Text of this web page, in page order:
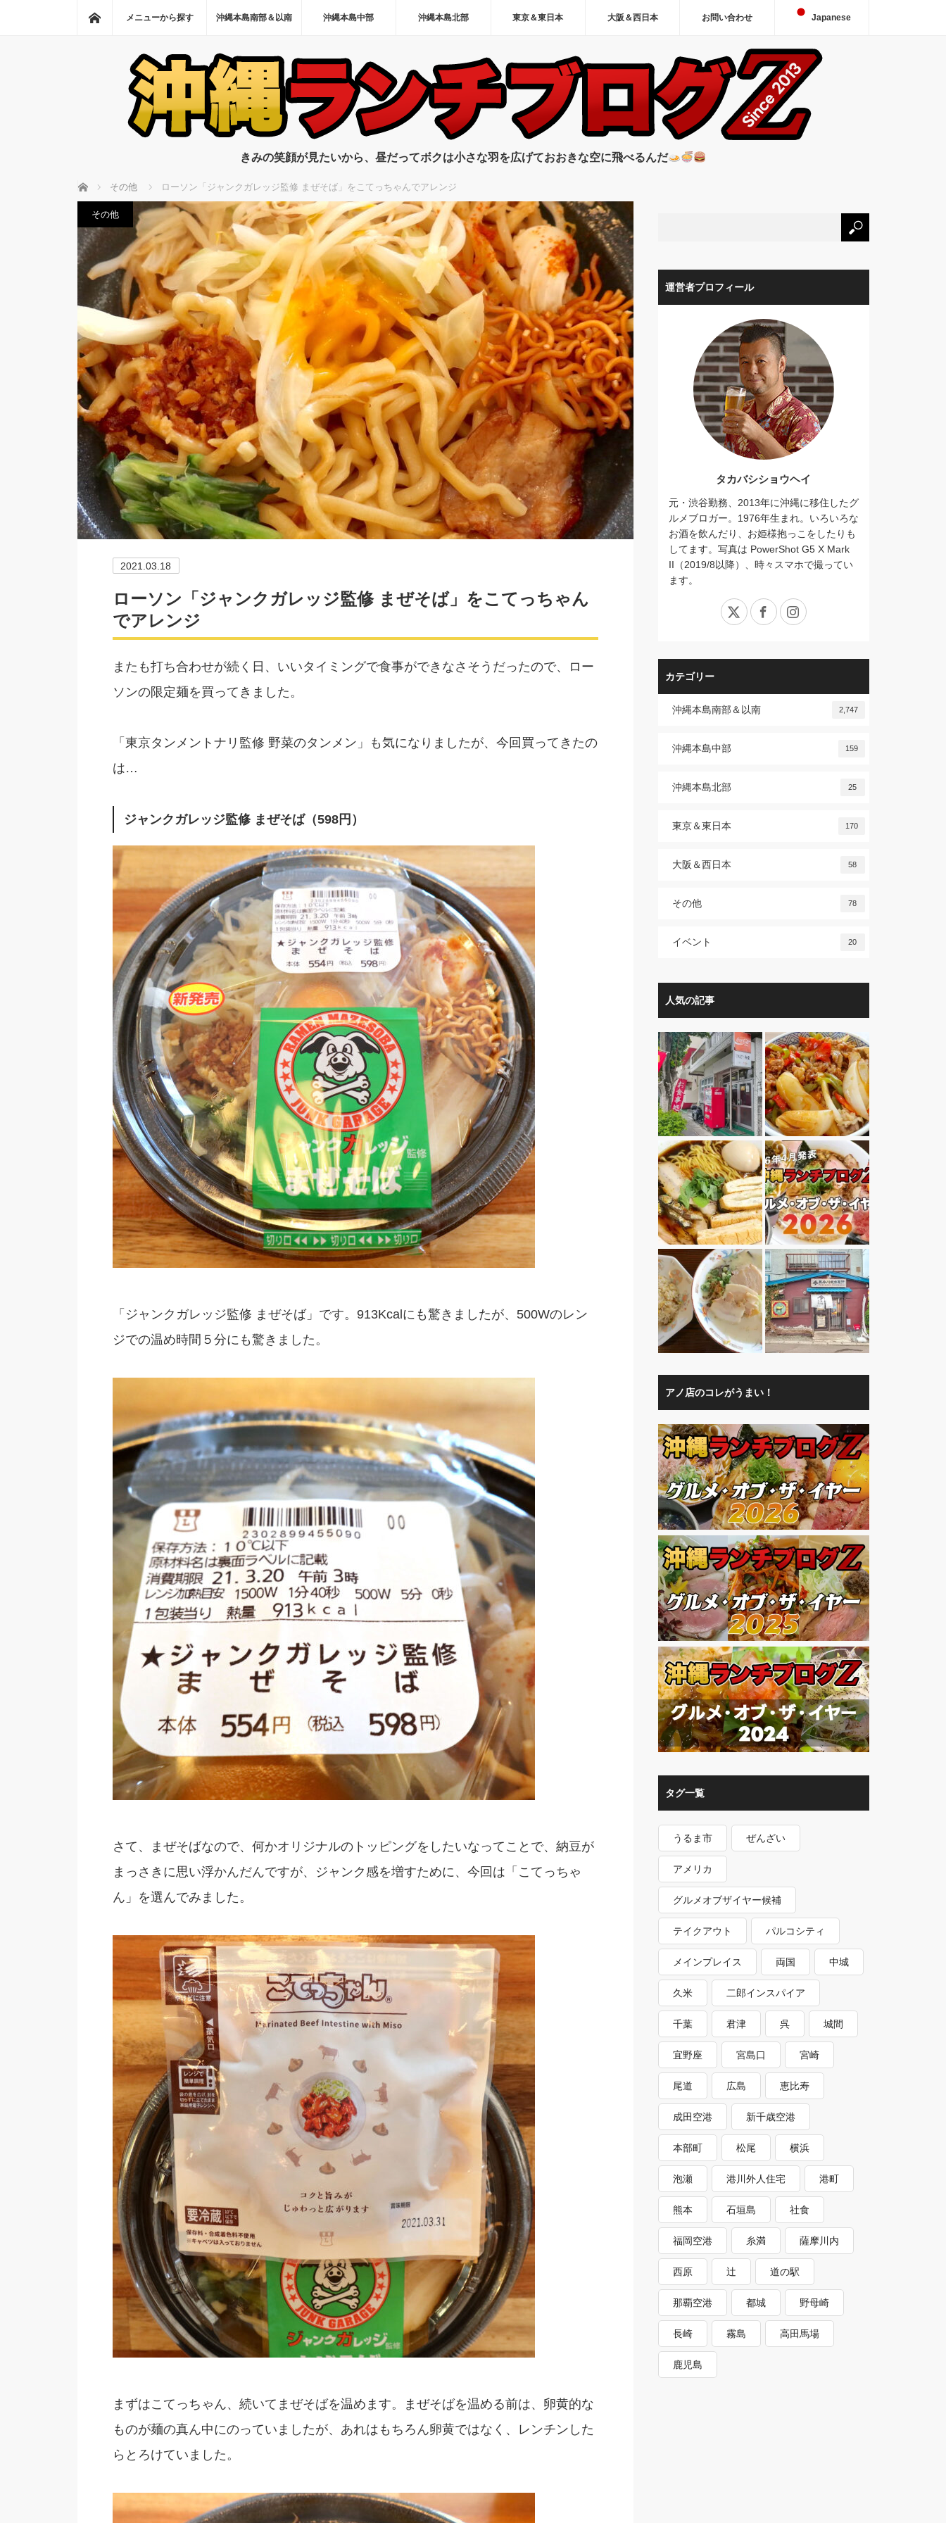
ホーム
メニューから探す 沖縄本島南部＆以南 沖縄本島中部 沖縄本島北部 東京＆東日本 大阪＆西日本 お問い合わせ Japanese
きみの笑顔が見たいから、昼だってボクは小さな羽を広げておおきな空に飛べるんだ
ホーム その他 ローソン「ジャンクガレッジ監修 まぜそば」をこてっちゃんでアレンジ
その他
2021.03.18
ローソン「ジャンクガレッジ監修 まぜそば」をこてっちゃん
でアレンジ
またも打ち合わせが続く日、いいタイミングで食事ができなさそうだったので、ロー
ソンの限定麺を買ってきました。
「東京タンメントナリ監修 野菜のタンメン」も気になりましたが、今回買ってきたの
は…
ジャンクガレッジ監修 まぜそば（598円）
「ジャンクガレッジ監修 まぜそば」です。913Kcalにも驚きましたが、500Wのレン
ジでの温め時間５分にも驚きました。
さて、まぜそばなので、何かオリジナルのトッピングをしたいなってことで、納豆が
まっさきに思い浮かんだんですが、ジャンク感を増すために、今回は「こてっちゃ
ん」を選んでみました。
まずはこてっちゃん、続いてまぜそばを温めます。まぜそばを温める前は、卵黄的な
ものが麺の真ん中にのっていましたが、あれはもちろん卵黄ではなく、レンチンした
らとろけていました。
運営者プロフィール
タカバシショウヘイ
元・渋谷勤務、2013年に沖縄に移住したグ
ルメブロガー。1976年生まれ。いろいろな
お酒を飲んだり、お姫様抱っこをしたりも
してます。写真は PowerShot G5 X Mark
II（2019/8以降）、時々スマホで撮ってい
ます。
X FacebookInstagram
カテゴリー
沖縄本島南部＆以南 2,747
沖縄本島中部 159
沖縄本島北部 25
東京＆東日本 170
大阪＆西日本 58
その他 78
イベント 20
人気の記事
アノ店のコレがうまい！
タグ一覧
うるま市 ぜんざい
アメリカ
グルメオブザイヤー候補
テイクアウト パルコシティ
メインプレイス 両国 中城
久米 二郎インスパイア
千葉 君津 呉 城間
宜野座 宮島口 宮崎
尾道 広島 恵比寿
成田空港 新千歳空港
本部町 松尾 横浜
泡瀬 港川外人住宅 港町
熊本 石垣島 社食
福岡空港 糸満 薩摩川内
西原 辻 道の駅
那覇空港 都城 野母崎
長崎 霧島 高田馬場
鹿児島